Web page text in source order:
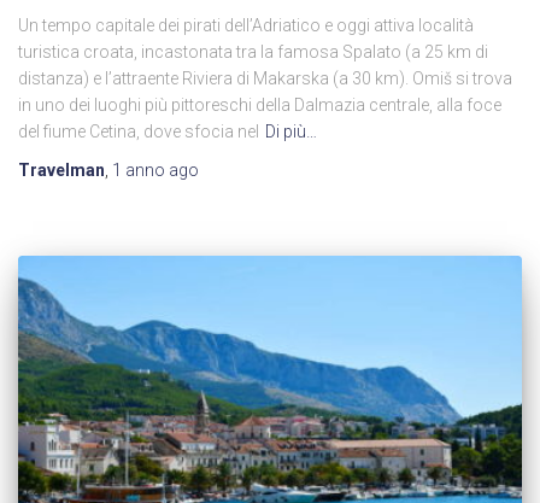
Un tempo capitale dei pirati dell’Adriatico e oggi attiva località
turistica croata, incastonata tra la famosa Spalato (a 25 km di
distanza) e l’attraente Riviera di Makarska (a 30 km). Omiš si trova
in uno dei luoghi più pittoreschi della Dalmazia centrale, alla foce
del fiume Cetina, dove sfocia nel Di più…
Travelman 1 anno ago